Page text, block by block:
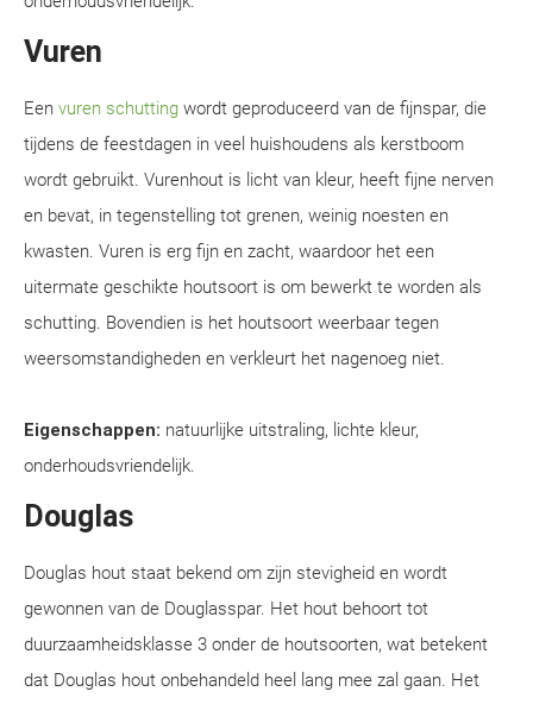
Vuren
Een vuren schutting wordt geproduceerd van de fijnspar, die
tijdens de feestdagen in veel huishoudens als kerstboom
wordt gebruikt. Vurenhout is licht van kleur, heeft fijne nerven
en bevat, in tegenstelling tot grenen, weinig noesten en
kwasten. Vuren is erg fijn en zacht, waardoor het een
uitermate geschikte houtsoort is om bewerkt te worden als
schutting. Bovendien is het houtsoort weerbaar tegen
weersomstandigheden en verkleurt het nagenoeg niet.
Eigenschappen: natuurlijke uitstraling, lichte kleur,
onderhoudsvriendelijk.
Douglas
Douglas hout staat bekend om zijn stevigheid en wordt
gewonnen van de Douglasspar. Het hout behoort tot
duurzaamheidsklasse 3 onder de houtsoorten, wat betekent
dat Douglas hout onbehandeld heel lang mee zal gaan. Het